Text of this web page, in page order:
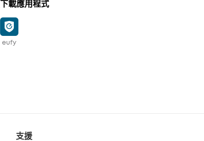
下載應用程式
eufy
支援